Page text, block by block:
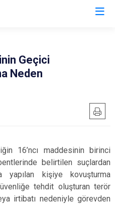
Geçici
Neden
16’ncı maddesinin birinci
belirtilen suçlardan
yapılan kişiye kovuşturma
tehdit oluşturan terör
irtibatı nedeniyle görevden